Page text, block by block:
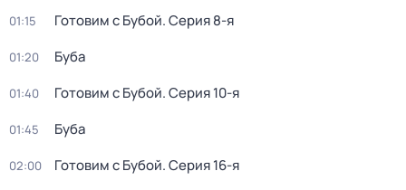
01:15 Готовим с Бубой. Серия 8-я
01:20 Буба
01:40 Готовим с Бубой. Серия 10-я
01:45 Буба
02:00 Готовим с Бубой. Серия 16-я